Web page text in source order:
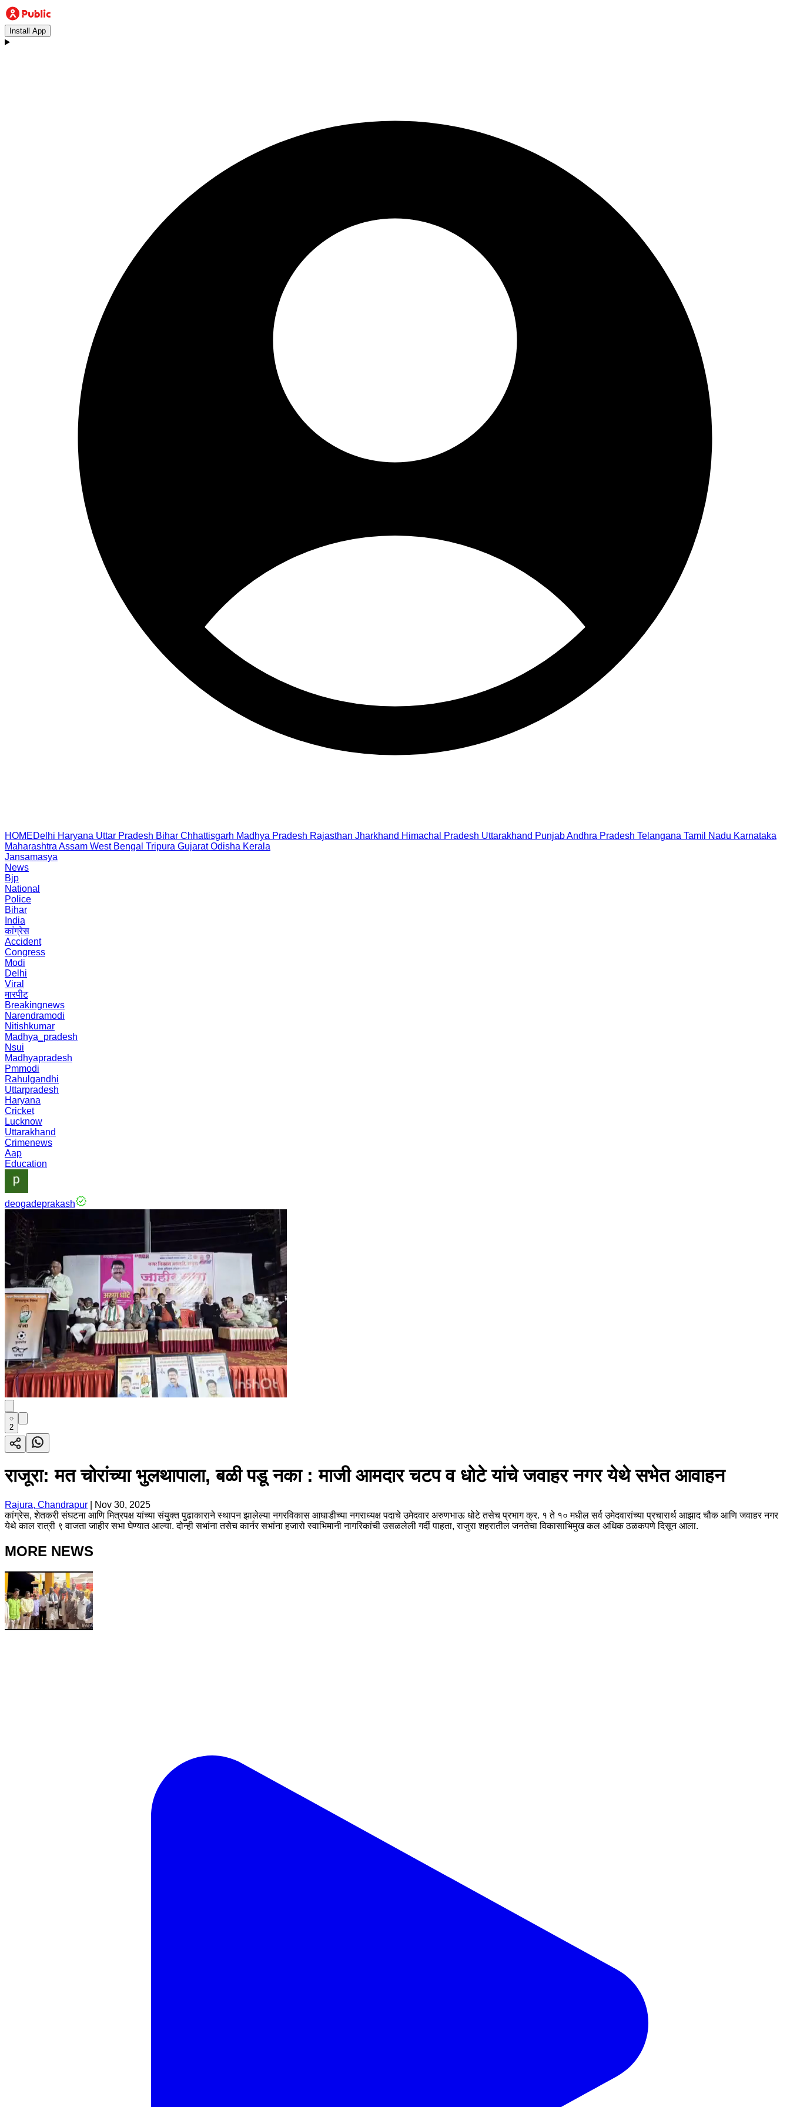
Install App
HOMEDelhi Haryana Uttar Pradesh Bihar Chhattisgarh Madhya Pradesh Rajasthan Jharkhand Himachal Pradesh Uttarakhand PunjabAndhra Pradesh Telangana Tamil Nadu Karnataka
Maharashtra Assam West Bengal Tripura Gujarat Odisha Kerala
Jansamasya
News
Bjp
National
Police
Bihar
India
कांग्रेस
Accident
Congress
Modi
Delhi
Viral
मारपीट
Breakingnews
Narendramodi
Nitishkumar
Madhya_pradesh
Nsui
Madhyapradesh
Pmmodi
Rahulgandhi
Uttarpradesh
Haryana
Cricket
Lucknow
Uttarakhand
Crimenews
Aap
Education
deogadeprakash
2
राजूरा: मत चोरांच्या भुलथापाला, बळी पडू नका : माजी आमदार चटप व धोटे यांचे जवाहर नगर येथे सभेत आवाहन
Rajura, Chandrapur
Nov 30, 2025
कांग्रेस, शेतकरी संघटना आणि मित्रपक्ष यांच्या संयुक्त पुढाकाराने स्थापन झालेल्या नगरविकास आघाडीच्या नगराध्यक्ष पदाचे उमेदवार अरुणभाऊ धोटे तसेच प्रभाग क्र. १ ते १० मधील सर्व उमेदवारांच्या प्रचारार्थ आझाद चौक आणि जवाहर नगर
येथे काल रात्री ९ वाजता जाहीर सभा घेण्यात आल्या. दोन्ही सभांना तसेच कार्नर सभांना हजारो स्वाभिमानी नागरिकांची उसळलेली गर्दी पाहता, राजुरा शहरातील जनतेचा विकासाभिमुख कल अधिक ठळकपणे दिसून आला.
MORE NEWS